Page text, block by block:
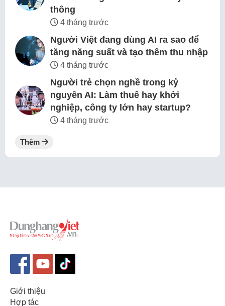
thông
4 tháng trước
Người Việt đang dùng AI ra sao để
tăng năng suất và tạo thêm thu nhập
4 tháng trước
Người trẻ chọn nghề trong kỷ
nguyên AI: Làm thuê hay khởi
nghiệp, công ty lớn hay startup?
4 tháng trước
Thêm
Giới thiệu
Hợp tác